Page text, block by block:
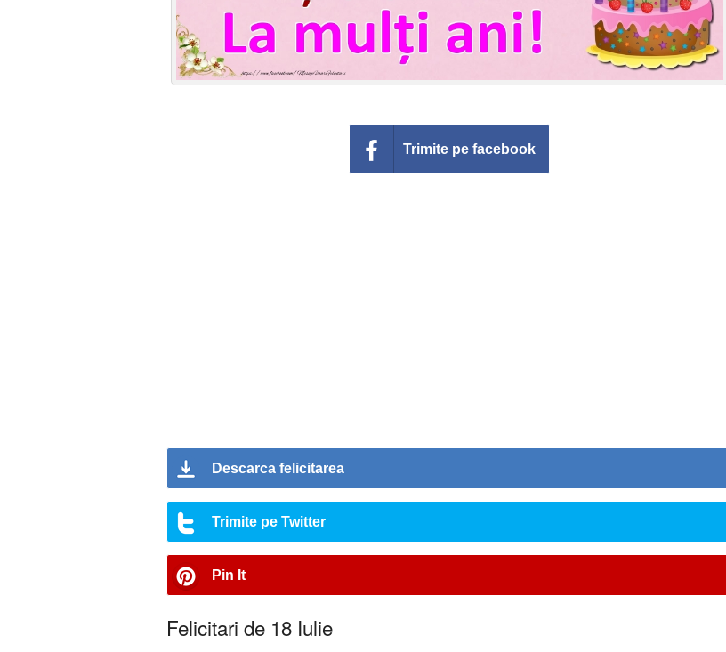
Trimite pe facebook
Descarca felicitarea
Trimite pe Twitter
Pin It
Felicitari de 18 Iulie